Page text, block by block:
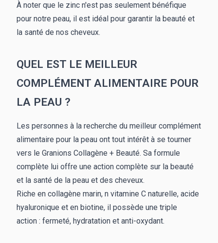
À noter que le zinc n'est pas seulement bénéfique
pour notre peau, il est idéal pour garantir la beauté et
la santé de nos cheveux.
QUEL EST LE MEILLEUR
COMPLÉMENT ALIMENTAIRE POUR
LA PEAU ?
Les personnes à la recherche du meilleur complément
alimentaire pour la peau ont tout intérêt à se tourner
vers le Granions Collagène + Beauté. Sa formule
complète lui offre une action complète sur la beauté
et la santé de la peau et des cheveux.
Riche en collagène marin, n vitamine C naturelle, acide
hyaluronique et en biotine, il possède une triple
action : fermeté, hydratation et anti-oxydant.